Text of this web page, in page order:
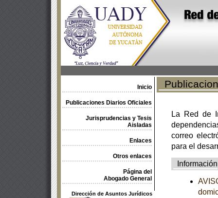
Inicio
Publicaciones Diarios Oficiales
Jurisprudencias y Tesis
Aisladas
Enlaces
Otros enlaces
Página del
Abogado General
Dirección de Asuntos Jurídicos
La Red de
correo
para el
Información